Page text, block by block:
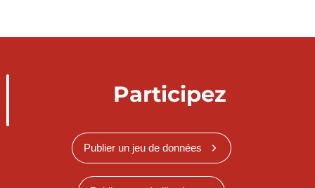
Participez
Publier un jeu de données